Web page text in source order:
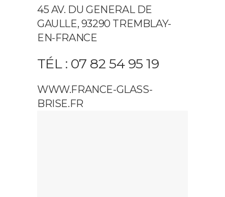
45 AV. DU GENERAL DE
GAULLE, 93290 TREMBLAY-
EN-FRANCE
TÉL : 07 82 54 95 19
WWW.FRANCE-GLASS-
BRISE.FR